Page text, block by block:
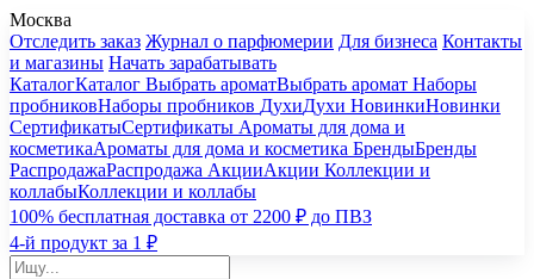
Москва
Отследить заказ Журнал о парфюмерии Для бизнеса Контакты
и магазины Начать зарабатывать
КаталогКаталог Выбрать ароматВыбрать аромат Наборы
пробниковНаборы пробников ДухиДухи НовинкиНовинки
СертификатыСертификаты Ароматы для дома и
косметикаАроматы для дома и косметика БрендыБренды
РаспродажаРаспродажа АкцииАкции Коллекции и
коллабыКоллекции и коллабы
100% бесплатная доставка от 2200 ₽ до ПВЗ
4-й продукт за 1 ₽